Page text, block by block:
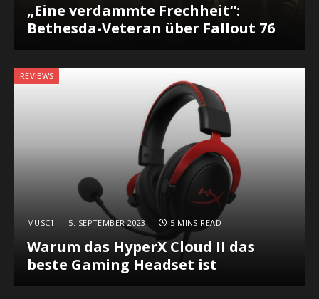
„Eine verdammte Frechheit“:
Bethesda-Veteran über Fallout 76
REVIEWS
MUSC1 5. SEPTEMBER 2023 5 MINS READ
Warum das HyperX Cloud II das
beste Gaming Headset ist